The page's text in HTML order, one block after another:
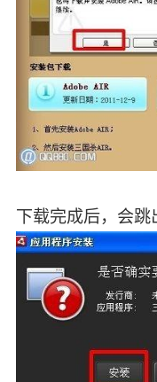
下载完成后，会跳